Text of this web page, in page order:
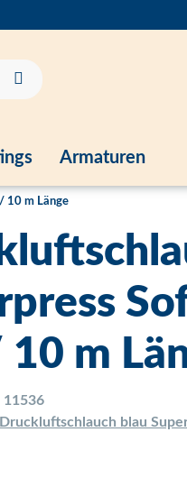
Armaturen
10 m Länge
m
11536
Druckluftschlauch blau